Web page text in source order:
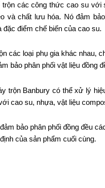
các công thức cao su với
và chất lưu hóa. Nó đảm
điểm chế biến của cao su.
các loại phụ gia khác nhau,
bảo phân phối vật liệu đồng
trộn Banbury có thể xử lý
cao su, nhựa, vật liệu
bảo phân phối đồng đều
của sản phẩm cuối cùng.